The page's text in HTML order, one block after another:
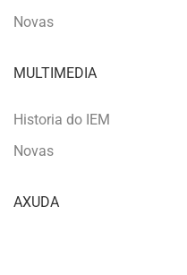
Novas
MULTIMEDIA
Historia do IEM
Novas
AXUDA